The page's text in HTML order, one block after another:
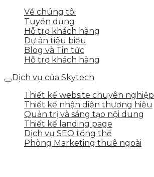
Về chúng tôi
Tuyển dụng
Hỗ trợ khách hàng
Dự án tiêu biểu
Blog và Tin tức
Hỗ trợ khách hàng
Dịch vụ của Skytech
Thiết kế website chuyên nghiệp
Thiết kế nhận diện thương hiệu
Quản trị và sáng tạo nội dung
Thiết kế landing page
Dịch vụ SEO tổng thể
Phòng Marketing thuê ngoài